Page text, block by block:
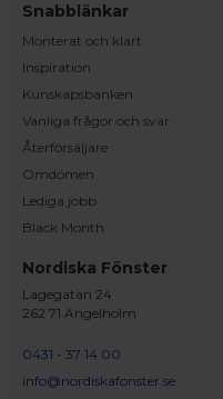
Snabblänkar
Monterat och klart
Inspiration
Kunskapsbanken
Vanliga frågor och svar
Återförsäljare
Omdömen
Lediga jobb
Black Month
Nordiska Fönster
Lagegatan 24
262 71 Ängelholm
0431 - 37 14 00
info@nordiskafonster.se